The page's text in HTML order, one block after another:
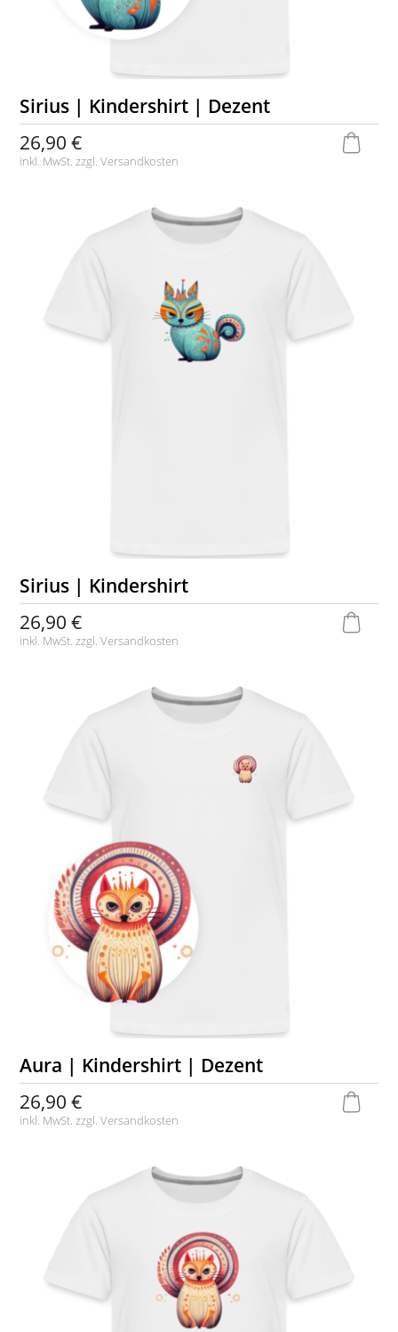
Sirius | Kindershirt | Dezent
26,90 €
inkl. MwSt. zzgl.Versandkosten
Sirius | Kindershirt
26,90 €
inkl. MwSt. zzgl.Versandkosten
Aura | Kindershirt | Dezent
26,90 €
inkl. MwSt. zzgl.Versandkosten